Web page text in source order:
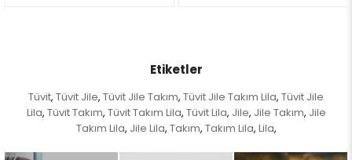
Etiketler
Tüvit, Tüvit Jile, Tüvit Jile Takım, Tüvit Jile Takım Lila, Tüvit Jile
Lila, Tüvit Takım, Tüvit Takım Lila, Tüvit Lila, Jile, Jile Takım, Jile
Takım Lila, Jile Lila, Takım, Takım Lila, Lila,